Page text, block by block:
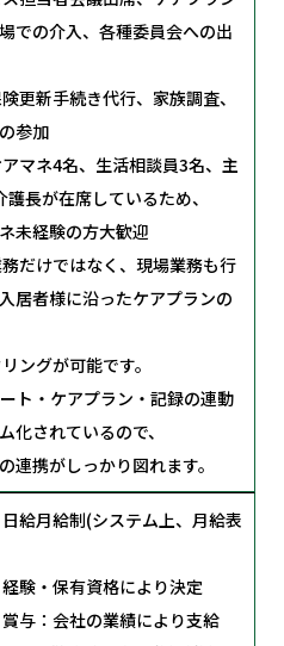
での介入、各種委員会への出
更新手続き代行、家族調査、
参加
マネ4名、生活相談員3名、主
長が在席しているため、
未経験の方大歓迎
だけではなく、現場業務も行
居者様に沿ったケアプランの
ングが可能です。
ト・ケアプラン・記録の連動
化されているので、
連携がしっかり図れます。
給月給制(システム上、月給表
保有資格により決定
与：会社の業績により支給